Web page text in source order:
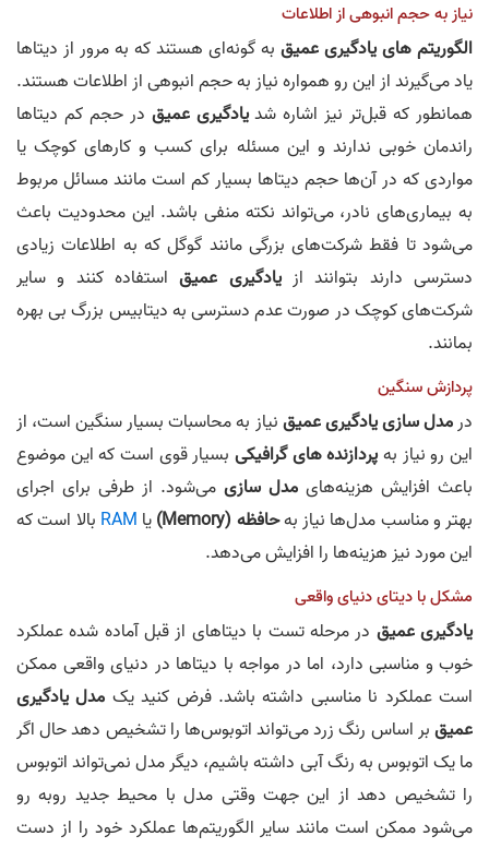
نیاز به حجم انبوهی از اطلاعات
الگوریتم های یادگیری عمیق به گونه‌ای هستند که به مرور از دیتاها
یاد می‌گیرند از این رو همواره نیاز به حجم انبوهی از اطلاعات هستند.
همانطور که قبل‌تر نیز اشاره شدیادگیری عمیق در حجم کم دیتاها
راندمان خوبی ندارند و این مسئله برای کسب و کارهای کوچک یا
مواردی که در آن‌ها حجم دیتاها بسیار کم است مانند مسائل مربوط
به بیماری‌های نادر، می‌تواند نکته منفی باشد. این محدودیت باعث
می‌شود تا فقط شرکت‌های بزرگی مانند گوگل که به اطلاعات زیادی
دسترسی دارند بتوانند ازیادگیری عمیقاستفاده کنند و سایر
شرکت‌های کوچک در صورت عدم دسترسی به دیتابیس بزرگ بی بهره
بمانند.
پردازش سنگین
درمدل سازی یادگیری عمیقنیاز به محاسبات بسیار سنگین است، از
این رو نیاز بهپردازنده های گرافیکی بسیار قوی است که این موضوع
باعث افزایش هزینه‌های مدل سازی می‌شود. از طرفی برای اجرای
بهتر و مناسب مدل‌ها نیاز بهحافظه (Memory) یا RAM بالا است که
این مورد نیز هزینه‌ها را افزایش می‌دهد.
مشکل با دیتای دنیای واقعی
یادگیری عمیق در مرحله تست با دیتاهای از قبل آماده شده عملکرد
خوب و مناسبی دارد، اما در مواجه با دیتاها در دنیای واقعی ممکن
است عملکرد نا مناسبی داشته باشد. فرض کنید یک مدل یادگیری
عمیقبر اساس رنگ زرد می‌تواند اتوبوس‌ها را تشخیص دهد حال اگر
ما یک اتوبوس به رنگ آبی داشته باشیم، دیگر مدل نمی‌تواند اتوبوس
را تشخیص دهد از این جهت وقتی مدل با محیط جدید روبه رو
می‌شود ممکن است مانند سایر الگوریتم‌ها عملکرد خود را از دست